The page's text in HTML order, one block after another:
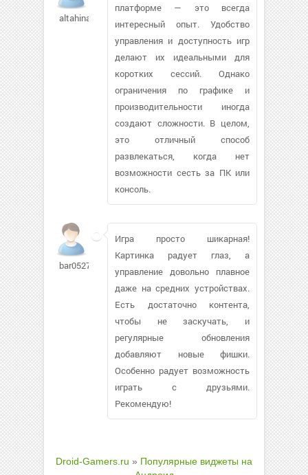
altahina296
платформе — это всегда
интересный опыт. Удобство
управления и доступность игр
делают их идеальными для
коротких сессий. Однако
ограничения по графике и
производительности иногда
создают сложности. В целом,
это отличный способ
развлекаться, когда нет
возможности сесть за ПК или
консоль.
bar052705872
Игра просто шикарная!
Картинка радует глаз, а
управление довольно плавное
даже на средних устройствах.
Есть достаточно контента,
чтобы не заскучать, и
регулярные обновления
добавляют новые фишки.
Особенно радует возможность
играть с друзьями.
Рекомендую!
Droid-Gamers.ru » Популярные виджеты на